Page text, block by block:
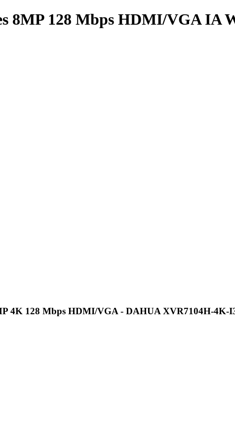
8MP 128 Mbps HDMI/VGA IA
4K 128 Mbps HDMI/VGA - DAHUA XVR7104H-4K-